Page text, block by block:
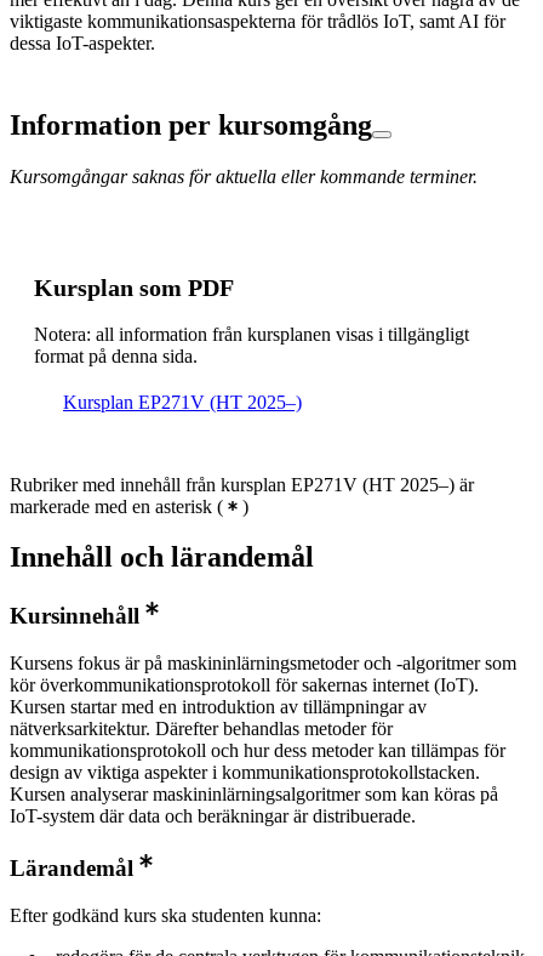
viktigaste kommunikationsaspekterna för trådlös IoT, samt AI för
dessa IoT-aspekter.
Information per kursomgång
Kursomgångar saknas för aktuella eller kommande terminer.
Kursplan som PDF
Notera: all information från kursplanen visas i tillgängligt
format på denna sida.
Kursplan EP271V (HT 2025–)
Rubriker med innehåll från kursplan EP271V (HT 2025–) är
markerade med en asterisk ( )
Innehåll och lärandemål
Kursinnehåll
Kursens fokus är på maskininlärningsmetoder och -algoritmer som
kör överkommunikationsprotokoll för sakernas internet (IoT).
Kursen startar med en introduktion av tillämpningar av
nätverksarkitektur. Därefter behandlas metoder för
kommunikationsprotokoll och hur dess metoder kan tillämpas för
design av viktiga aspekter i kommunikationsprotokollstacken.
Kursen analyserar maskininlärningsalgoritmer som kan köras på
IoT-system där data och beräkningar är distribuerade.
Lärandemål
Efter godkänd kurs ska studenten kunna: